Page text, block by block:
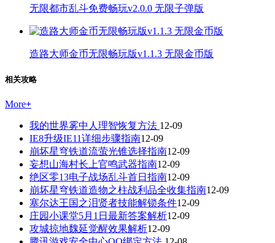
无限都市乱斗免费畅玩v2.0.0 无限子弹版
造路大师金币无限畅玩版v1.1.3 无限金币版
相关攻略
More+
我的世界雾中人理智恢复方法 12-09
IE8升级IE11详细步骤指南12-09
崩坏星穹铁道流萤光锥选择指南12-09
妄想山海村长上官鸣武器指南12-09
绝区零13电子战场乱斗首日指南12-09
崩坏星穹铁道造物之柱战利品全收集指南12-09
塞尔达王国之泪贤者技能解锁条件12-09
庄园小课堂5月1日最新答案解析12-09
攻城掠地魏延觉醒效果解析12-09